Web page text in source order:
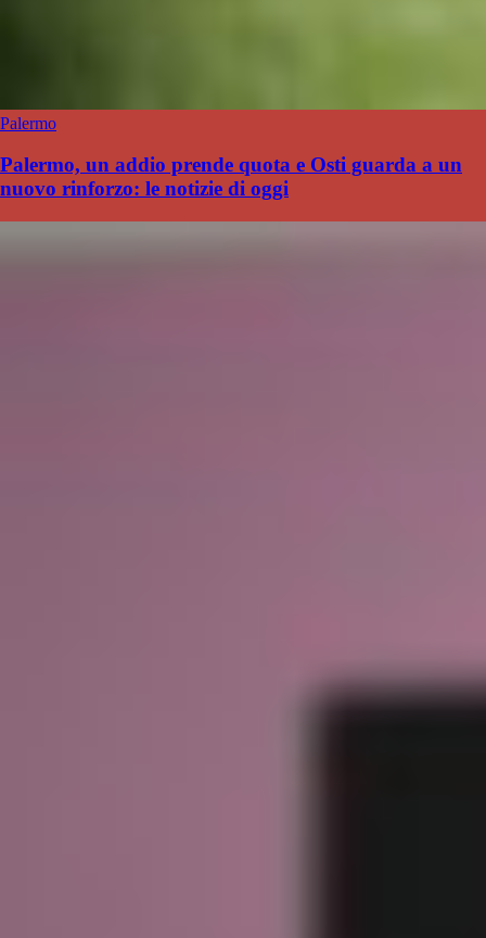
Palermo
Palermo, un addio prende quota e Osti guarda a un
nuovo rinforzo: le notizie di oggi